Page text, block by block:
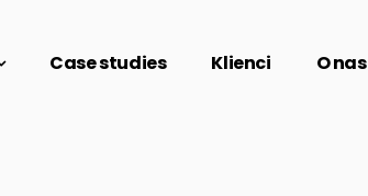
Case studies Klienci O nas